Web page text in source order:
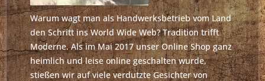
Warum wagt man als Handwerksbetrieb vom Land
den Schritt ins World Wide Web? Tradition trifft
Moderne. Als im Mai 2017 unser Online Shop ganz
heimlich und leise online geschalten wurde,
stießen wir auf viele verdutzte Gesichter von